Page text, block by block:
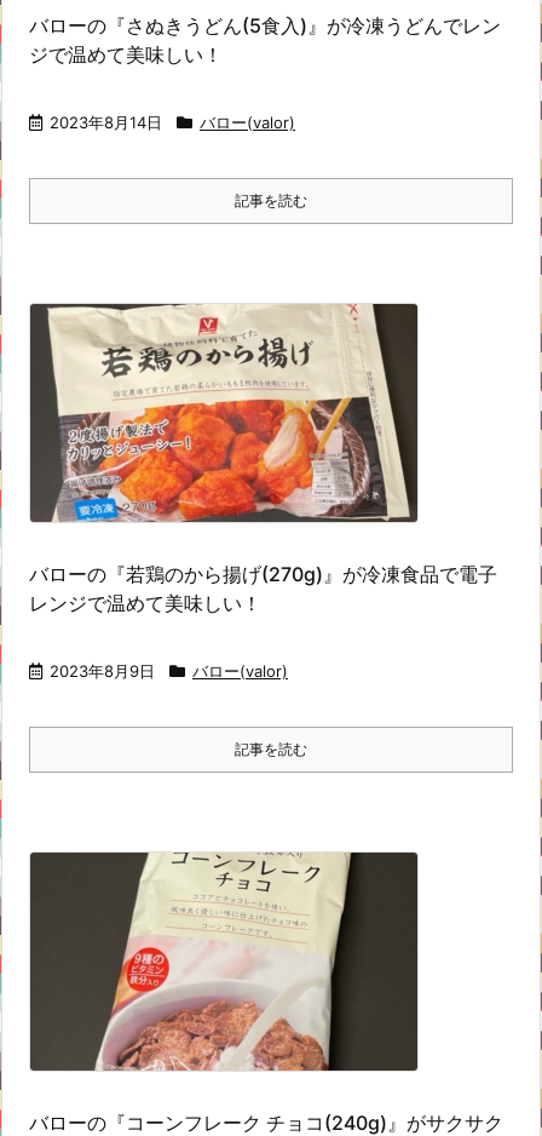
バローの『さぬきうどん(5食入)』が冷凍うどんでレン
ジで温めて美味しい！
2023年8月14日 バロー(valor)
記事を読む
バローの『若鶏のから揚げ(270g)』が冷凍食品で電子
レンジで温めて美味しい！
2023年8月9日 バロー(valor)
記事を読む
バローの『コーンフレーク チョコ(240g)』がサクサク